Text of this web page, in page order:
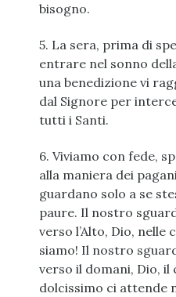
bisogno.
5. La sera, prima di
entrare nel sonno
una benedizione vi
dal Signore per
tutti i Santi.
6. Viviamo con fede,
alla maniera dei
guardano solo a se
paure. Il nostro
verso l’Alto, Dio, nelle
siamo! Il nostro
verso il domani, Dio, il
dolcissimo ci attende